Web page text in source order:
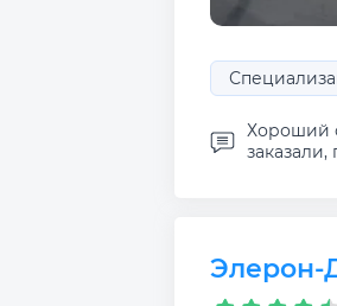
Хороший
Элерон-